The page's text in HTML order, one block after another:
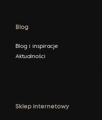
Blog
Blog i inspiracje
Aktualności
Sklep internetowy